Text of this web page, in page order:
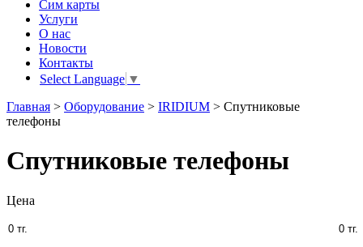
Сим карты
Услуги
О нас
Новости
Контакты
Select Language ▼
Главная > Оборудование > IRIDIUM > Спутниковые
телефоны
Спутниковые телефоны
Цена